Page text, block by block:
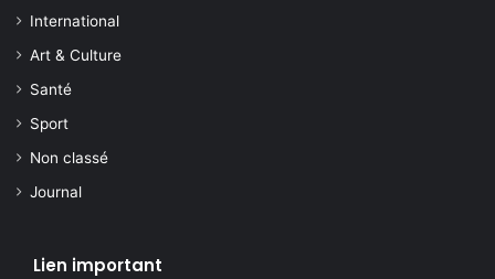
International
Art & Culture
Santé
Sport
Non classé
Journal
Lien important